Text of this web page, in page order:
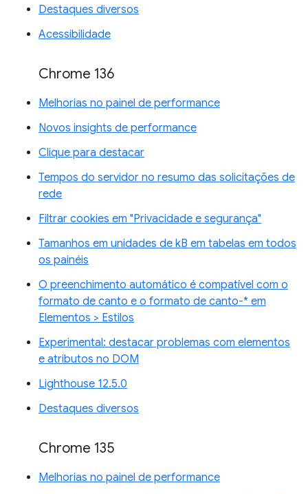
Destaques diversos
Acessibilidade
Chrome 136
Melhorias no painel de performance
Novos insights de performance
Clique para destacar
Tempos do servidor no resumo das solicitações de
rede
Filtrar cookies em "Privacidade e segurança"
Tamanhos em unidades de kB em tabelas em todos
os painéis
O preenchimento automático é compatível com o
formato de canto e o formato de canto-* em
Elementos > Estilos
Experimental: destacar problemas com elementos
e atributos no DOM
Lighthouse 12.5.0
Destaques diversos
Chrome 135
Melhorias no painel de performance